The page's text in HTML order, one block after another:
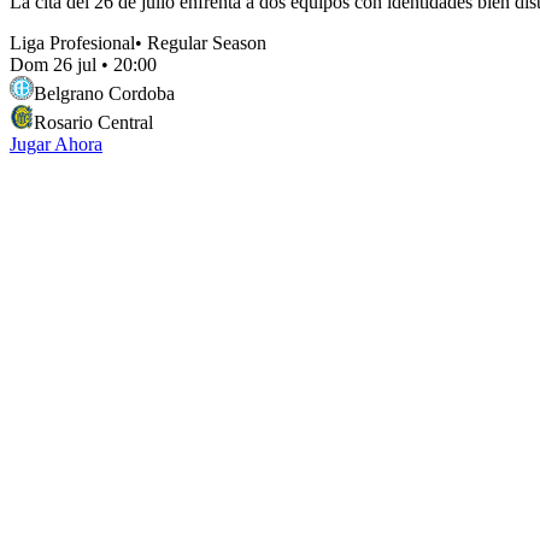
Liga Profesional• Regular Season
Dom 26 jul • 20:00
Belgrano Cordoba
Rosario Central
Jugar Ahora